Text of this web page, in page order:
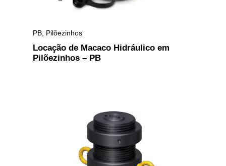
PB Pilõezinhos
Locação de Macaco Hidráulico em
Pilõezinhos – PB